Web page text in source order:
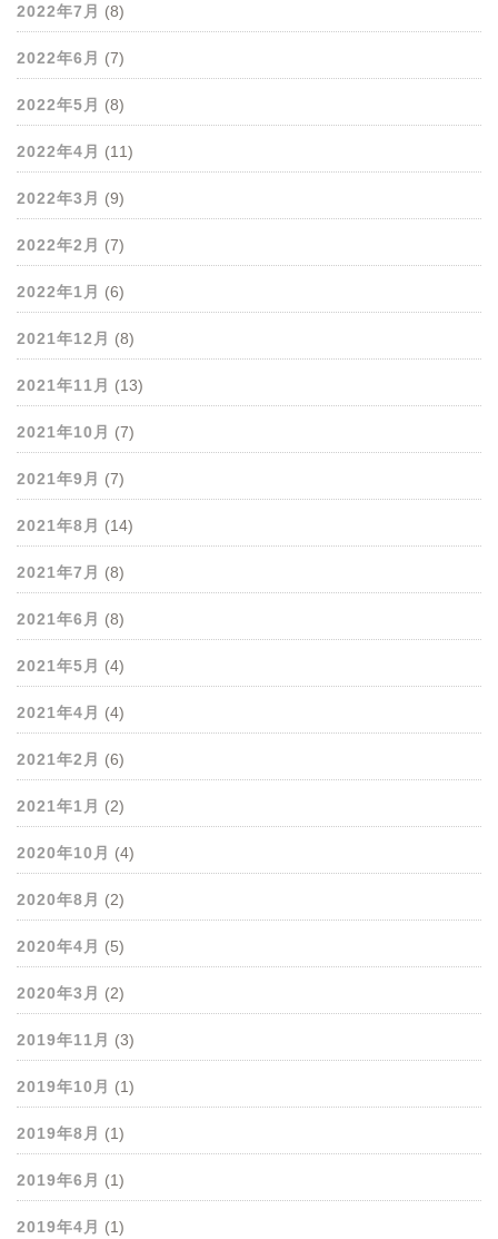
2022年7月 (8)
2022年6月 (7)
2022年5月 (8)
2022年4月 (11)
2022年3月 (9)
2022年2月 (7)
2022年1月 (6)
2021年12月 (8)
2021年11月 (13)
2021年10月 (7)
2021年9月 (7)
2021年8月 (14)
2021年7月 (8)
2021年6月 (8)
2021年5月 (4)
2021年4月 (4)
2021年2月 (6)
2021年1月 (2)
2020年10月 (4)
2020年8月 (2)
2020年4月 (5)
2020年3月 (2)
2019年11月 (3)
2019年10月 (1)
2019年8月 (1)
2019年6月 (1)
2019年4月 (1)